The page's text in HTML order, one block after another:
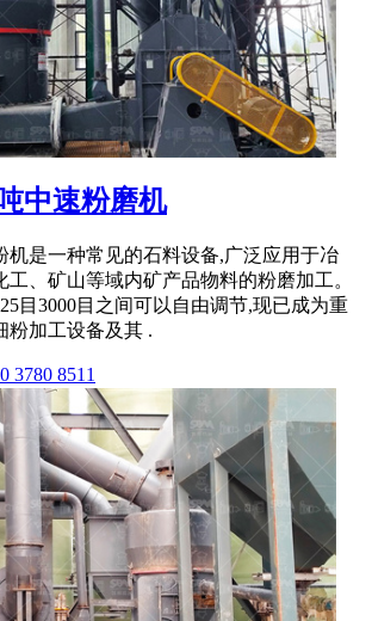
中速粉磨机
机是一种常见的石料设备,广泛应用于冶
工、矿山等域内矿产品物料的粉磨加工。
目3000目之间可以自由调节,现已成为重
粉加工设备及其 .
3780 8511